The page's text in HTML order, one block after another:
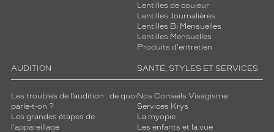
Lentilles de couleur
Lentilles Journalières
Lentilles Bi Mensuelles
Lentilles Mensuelles
Produits d'entretien
AUDITION
Les troubles de l’audition : de quoi
parle-t-on ?
Les grandes étapes de
l'appareillage
SANTÉ, STYLES ET SERVICES
Nos Conseils Visagisme
Services Krys
La myopie
Les enfants et la vue